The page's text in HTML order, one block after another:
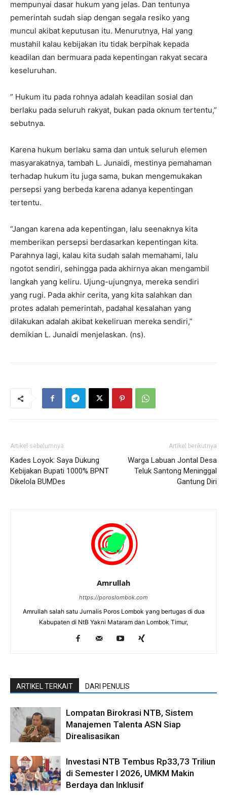
mempunyai dasar hukum yang jelas. Dan tentunya
pemerintah sudah siap dengan segala resiko yang
muncul akibat keputusan itu. Menurutnya, Hal yang
mustahil kalau kebijakan itu tidak berpihak kepada
keadilan dan bermuara pada kepentingan rakyat secara
keseluruhan.
” Hukum itu pada rohnya adalah keadilan sosial dan
berlaku pada seluruh rakyat, bukan pada oknum tertentu,”
sebutnya.
Karena hukum berlaku sama dan untuk seluruh elemen
masyarakatnya, tambah L. Junaidi, mestinya pemahaman
terhadap hukum itu juga sama, bukan mengemukakan
persepsi yang berbeda karena adanya kepentingan
tertentu.
“Jangan karena ada kepentingan, lalu seenaknya kita
memberikan persepsi berdasarkan kepentingan kita.
Parahnya lagi, kalau kita sudah salah memahami, lalu
ngotot sendiri, sehingga pada akhirnya akan mengambil
langkah yang keliru. Ujung-ujungnya, mereka sendiri
yang rugi. Pada akhir cerita, yang kita salahkan dan
protes adalah pemerintah, padahal kesalahan yang
dilakukan adalah akibat kekeliruan mereka sendiri,”
demikian L. Junaidi menjelaskan. (ns).
Artikel sebelumnya
Kades Loyok: Saya Dukung
Kebijakan Bupati 1000% BPNT
Dikelola BUMDes
Artikel berikutnya
Warga Labuan Jontal Desa
Teluk Santong Meninggal
Gantung Diri
Amrullah
https://poroslombok.com
Amrullah salah satu Jurnalis Poros Lombok yang bertugas di dua
Kabupaten di NtB Yakni Mataram dan Lombok Timur,
ARTIKEL TERKAIT DARI PENULIS
Lompatan Birokrasi NTB, Sistem
Manajemen Talenta ASN Siap
Direalisasikan
Investasi NTB Tembus Rp33,73 Triliun
di Semester I 2026, UMKM Makin
Berdaya dan Inklusif